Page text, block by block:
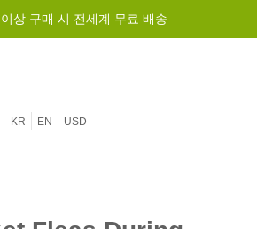
상 구매 시 전세계 무료 배송
KR EN USD